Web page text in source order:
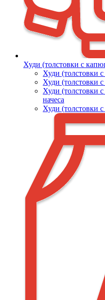
Худи (толстовки с
Худи (толстовки
Худи (толстовки
Худи (толстовки
начеса
Худи (толстовки